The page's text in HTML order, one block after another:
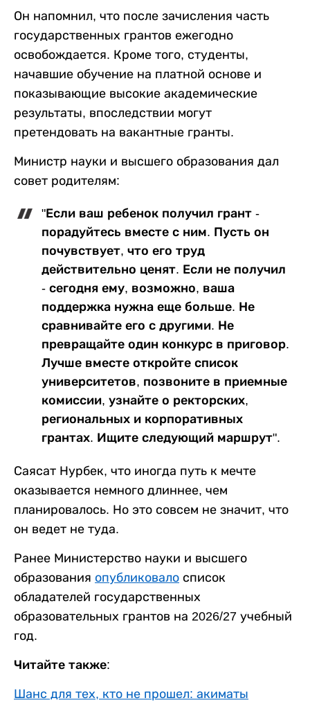
Он напомнил, что после зачисления часть
государственных грантов ежегодно
освобождается. Кроме того, студенты,
начавшие обучение на платной основе и
показывающие высокие академические
результаты, впоследствии могут
претендовать на вакантные гранты.
Министр науки и высшего образования дал
совет родителям:
"Если ваш ребенок получил грант -
порадуйтесь вместе с ним. Пусть он
почувствует, что его труд
действительно ценят. Если не получил
- сегодня ему, возможно, ваша
поддержка нужна еще больше. Не
сравнивайте его с другими. Не
превращайте один конкурс в приговор.
Лучше вместе откройте список
университетов, позвоните в приемные
комиссии, узнайте о ректорских,
региональных и корпоративных
грантах. Ищите следующий маршрут".
Саясат Нурбек, что иногда путь к мечте
оказывается немного длиннее, чем
планировалось. Но это совсем не значит, что
он ведет не туда.
Ранее Министерство науки и высшего
образования опубликовало список
обладателей государственных
образовательных грантов на 2026/27 учебный
год.
Читайте также:
Шанс для тех, кто не прошел: акиматы